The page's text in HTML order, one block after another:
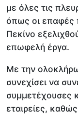
με όλες τις
όπως οι επαφές
Πεκίνο
επωφελή έργα.
Με την
συνεχίσει να
συμμετέχουσες
εταιρείες,